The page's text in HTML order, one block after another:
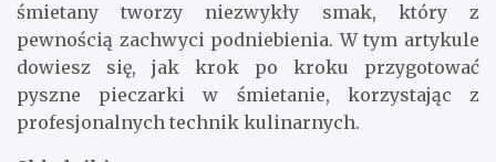
śmietany tworzy niezwykły smak, który z
pewnością zachwyci podniebienia. W tym artykule
dowiesz się, jak krok po kroku przygotować
pyszne pieczarki w śmietanie, korzystając z
profesjonalnych technik kulinarnych.